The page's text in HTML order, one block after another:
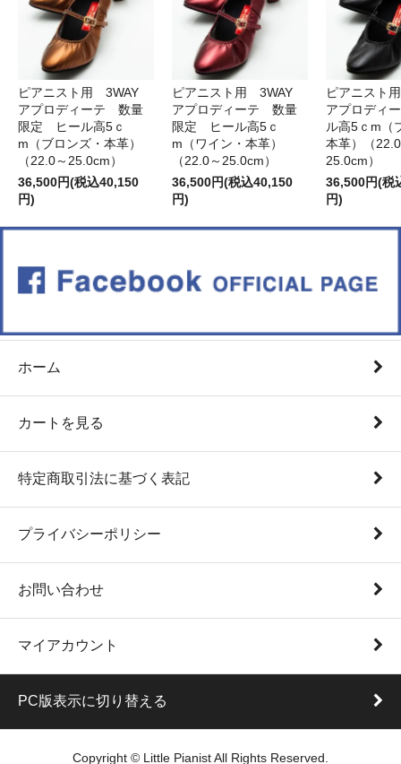
ピアニスト用 3WAY
アプロディーテ 数量
限定 ヒール高5ｃ
m（ブロンズ・本革）
（22.0～25.0cm）
36,500円(税込40,150
円)
ピアニスト用 3WAY
アプロディーテ 数量
限定 ヒール高5ｃ
m（ワイン・本革）
（22.0～25.0cm）
36,500円(税込40,150
円)
ピアニスト
アプロディ
ル高5ｃm（
本革）（
25.0cm）
36,500円(税
円)
ホーム
カートを見る
特定商取引法に基づく表記
プライバシーポリシー
お問い合わせ
マイアカウント
PC版表示に切り替える
Copyright © Little Pianist All Rights Reserved.